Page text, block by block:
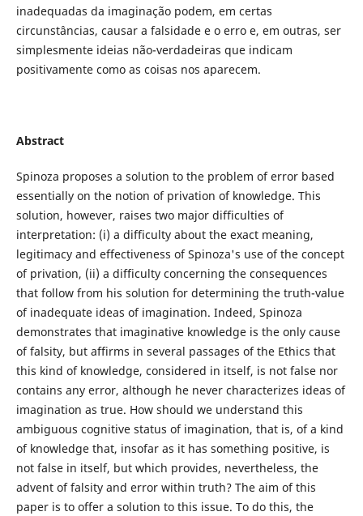
inadequadas da imaginação podem, em certas
circunstâncias, causar a falsidade e o erro e, em outras, ser
simplesmente ideias não-verdadeiras que indicam
positivamente como as coisas nos aparecem.
Abstract
Spinoza proposes a solution to the problem of error based
essentially on the notion of privation of knowledge. This
solution, however, raises two major difficulties of
interpretation: (i) a difficulty about the exact meaning,
legitimacy and effectiveness of Spinoza's use of the concept
of privation, (ii) a difficulty concerning the consequences
that follow from his solution for determining the truth-value
of inadequate ideas of imagination. Indeed, Spinoza
demonstrates that imaginative knowledge is the only cause
of falsity, but affirms in several passages of the Ethics that
this kind of knowledge, considered in itself, is not false nor
contains any error, although he never characterizes ideas of
imagination as true. How should we understand this
ambiguous cognitive status of imagination, that is, of a kind
of knowledge that, insofar as it has something positive, is
not false in itself, but which provides, nevertheless, the
advent of falsity and error within truth? The aim of this
paper is to offer a solution to this issue. To do this, the